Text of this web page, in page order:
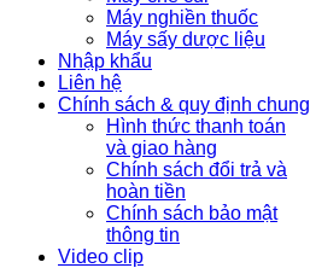
Máy nghiền thuốc
Máy sấy dược liệu
Nhập khẩu
Liên hệ
Chính sách & quy định chung
Hình thức thanh toán
và giao hàng
Chính sách đổi trả và
hoàn tiền
Chính sách bảo mật
thông tin
Video clip